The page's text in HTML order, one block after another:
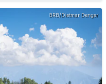
BRB/Dietmar Denger